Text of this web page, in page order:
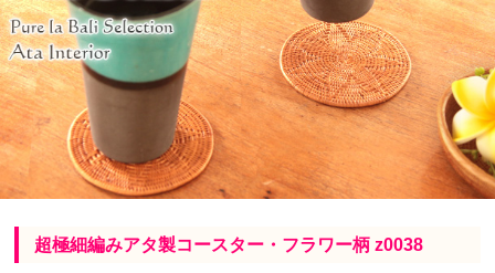
超極細編みアタ製コースター・フラワー柄 z0038